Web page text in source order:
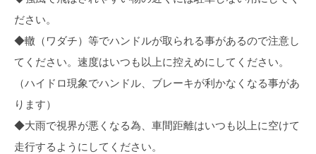
ださい。
◆轍（ワダチ）等でハンドルが取られる事があるので注意し
てください。速度はいつも以上に控えめにしてください。
（ハイドロ現象でハンドル、ブレーキが利かなくなる事があ
ります）
◆大雨で視界が悪くなる為、車間距離はいつも以上に空けて
走行するようにしてください。